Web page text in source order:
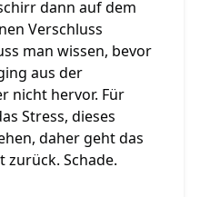
dann auf dem
Verschluss
man wissen, bevor
aus der
nicht hervor. Für
Stress, dieses
daher geht das
zurück. Schade.